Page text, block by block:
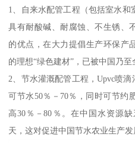
1、自来水配管工程（包括室水和
具有耐酸碱、耐腐蚀、不生锈、
的优点，在大力提倡生产环保产
的理想“绿色建材”，已被中国乃至
2、节水灌溉配管工程，Upvc喷
可节水50％－70％，同时可节约
高30％－80％。在中国水资源
天，这对促进中国节水农业生产发